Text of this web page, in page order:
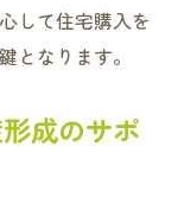
して住宅購入を
となります。
成のサポ